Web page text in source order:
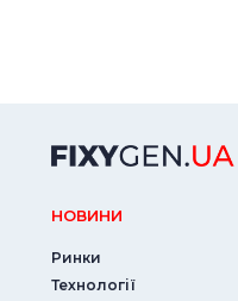
НОВИНИ
Ринки
Технології